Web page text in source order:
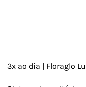
3x ao dia | Floraglo